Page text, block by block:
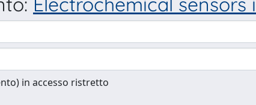
in accesso ristretto